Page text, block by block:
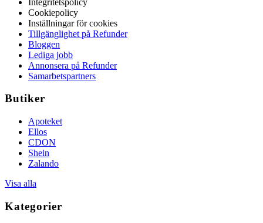
Cookiepolicy
Inställningar för cookies
Tillgänglighet på Refunder
Bloggen
Lediga jobb
Annonsera på Refunder
Samarbetspartners
Butiker
Apoteket
Ellos
CDON
Shein
Zalando
Visa alla
Kategorier